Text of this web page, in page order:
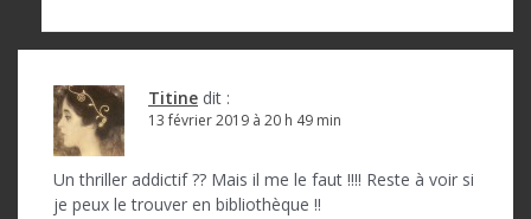
Titine dit :
13 février 2019 à 20 h 49 min
Un thriller addictif ?? Mais il me le faut !!!! Reste à voir si
je peux le trouver en bibliothèque !!